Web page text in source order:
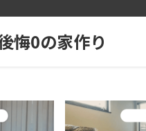
悔0の家作り